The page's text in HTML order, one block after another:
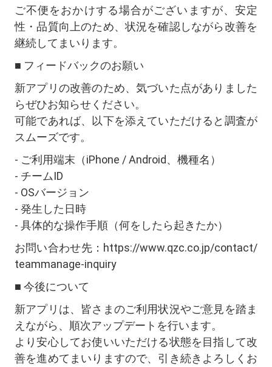
ご不便をおかけする場合がございますが、安定
性・品質向上のため、状況を確認しながら改善を
継続してまいります。
■ フィードバックのお願い
新アプリの改善のため、気づいた点がありました
らぜひお知らせください。
可能であれば、以下を添えていただけると調査が
スムーズです。
- ご利用端末（iPhone / Android、機種名）
- チームID
- OSバージョン
- 発生した日時
- 具体的な操作手順（何をしたら起きたか）
お問い合わせ先：https://www.qzc.co.jp/contact/
teammanage-inquiry
■ 今後について
新アプリは、皆さまのご利用状況やご意見を踏ま
えながら、順次アップデートを行います。
より安心してお使いいただける状態を目指して改
善を進めてまいりますので、引き続きよろしくお